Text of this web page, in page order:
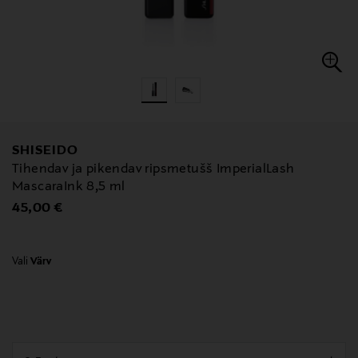
SHISEIDO
Tihendav ja pikendav ripsmetušš ImperialLash
MascaraInk 8,5 ml
Original Price
45,00 €
Vali Värv